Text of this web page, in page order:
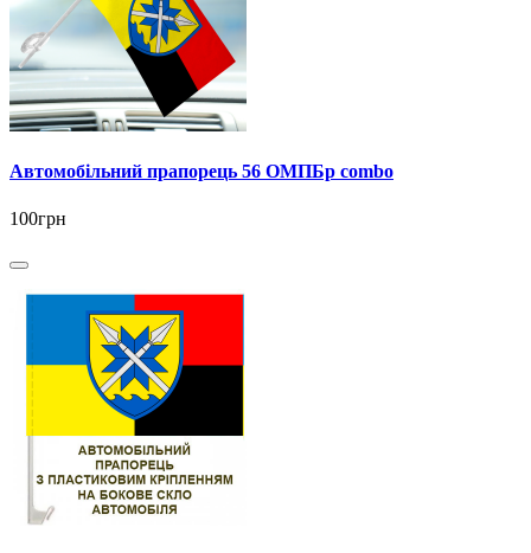
Автомобільний прапорець 56 ОМПБр combo
100грн